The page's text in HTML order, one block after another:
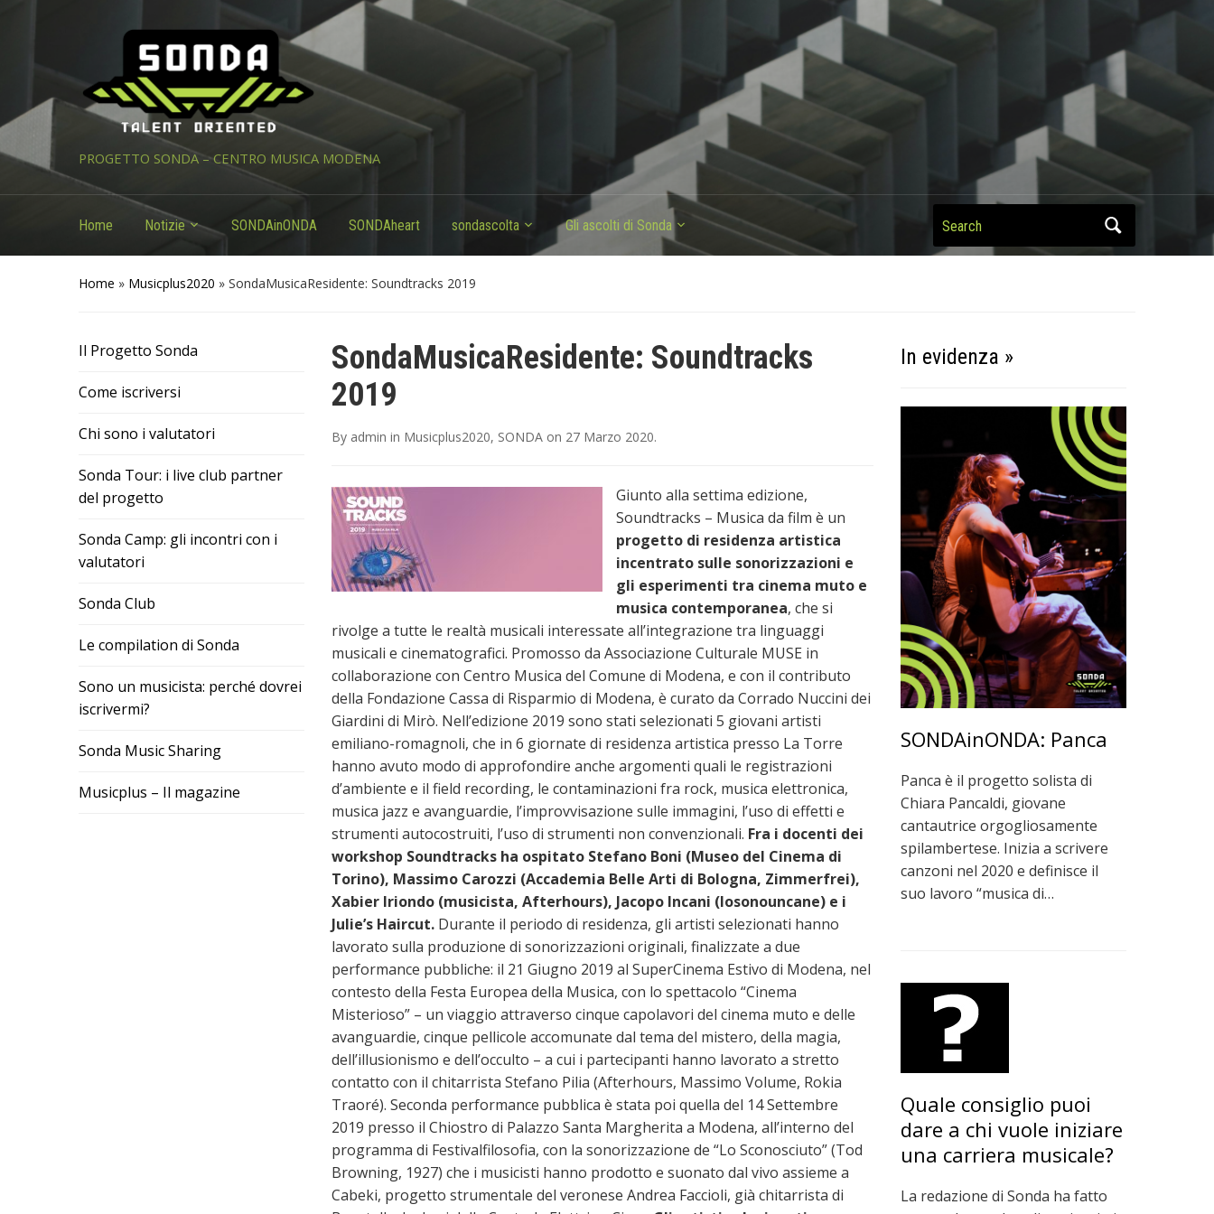
PROGETTO SONDA – CENTRO MUSICA MODENA
Home Notizie SONDAinONDA SONDAheart sondascolta Gli ascolti di Sonda Search
Home » Musicplus2020 » SondaMusicaResidente: Soundtracks 2019
Il Progetto Sonda
Come iscriversi
Chi sono i valutatori
Sonda Tour: i live club partner
del progetto
Sonda Camp: gli incontri con i
valutatori
Sonda Club
Le compilation di Sonda
Sono un musicista: perché dovrei
iscrivermi?
Sonda Music Sharing
Musicplus – Il magazine
SondaMusicaResidente: Soundtracks
2019
By admin in Musicplus2020, SONDA on 27 Marzo 2020.
Giunto alla settima edizione,
Soundtracks – Musica da film è un
progetto di residenza artistica
incentrato sulle sonorizzazioni e
gli esperimenti tra cinema muto e
musica contemporanea, che si
rivolge a tutte le realtà musicali interessate all’integrazione tra linguaggi
musicali e cinematografici. Promosso da Associazione Culturale MUSE in
collaborazione con Centro Musica del Comune di Modena, e con il contributo
della Fondazione Cassa di Risparmio di Modena, è curato da Corrado Nuccini dei
Giardini di Mirò. Nell’edizione 2019 sono stati selezionati 5 giovani artisti
emiliano-romagnoli, che in 6 giornate di residenza artistica presso La Torre
hanno avuto modo di approfondire anche argomenti quali le registrazioni
d’ambiente e il field recording, le contaminazioni fra rock, musica elettronica,
musica jazz e avanguardie, l’improvvisazione sulle immagini, l’uso di effetti e
strumenti autocostruiti, l’uso di strumenti non convenzionali. Fra i docenti dei
workshop Soundtracks ha ospitato Stefano Boni (Museo del Cinema di
Torino), Massimo Carozzi (Accademia Belle Arti di Bologna, Zimmerfrei),
Xabier Iriondo (musicista, Afterhours), Jacopo Incani (Iosonouncane) e i
Julie’s Haircut. Durante il periodo di residenza, gli artisti selezionati hanno
lavorato sulla produzione di sonorizzazioni originali, finalizzate a due
performance pubbliche: il 21 Giugno 2019 al SuperCinema Estivo di Modena, nel
contesto della Festa Europea della Musica, con lo spettacolo “Cinema
Misterioso” – un viaggio attraverso cinque capolavori del cinema muto e delle
avanguardie, cinque pellicole accomunate dal tema del mistero, della magia,
dell’illusionismo e dell’occulto – a cui i partecipanti hanno lavorato a stretto
contatto con il chitarrista Stefano Pilia (Afterhours, Massimo Volume, Rokia
Traoré). Seconda performance pubblica è stata poi quella del 14 Settembre
2019 presso il Chiostro di Palazzo Santa Margherita a Modena, all’interno del
programma di Festivalfilosofia, con la sonorizzazione de “Lo Sconosciuto” (Tod
Browning, 1927) che i musicisti hanno prodotto e suonato dal vivo assieme a
Cabeki, progetto strumentale del veronese Andrea Faccioli, già chitarrista di
In evidenza »
SONDAinONDA: Panca
Panca è il progetto solista di
Chiara Pancaldi, giovane
cantautrice orgogliosamente
spilambertese. Inizia a scrivere
canzoni nel 2020 e definisce il
suo lavoro “musica di…
Quale consiglio puoi
dare a chi vuole iniziare
una carriera musicale?
La redazione di Sonda ha fatto